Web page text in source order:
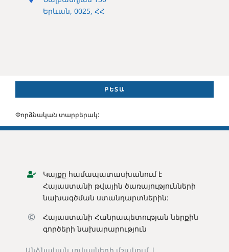
Երևան, 0025, ՀՀ
ԲԵՏԱ
Փորձնական տարբերակ:
Կայքը համապատասխանում է
Հայաստանի թվային ծառայությունների
նախագծման ստանդարտներին:
Հայաստանի Հանրապետության ներքին
գործերի նախարարություն